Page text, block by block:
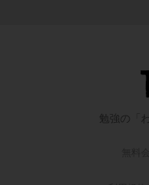
勉強の「